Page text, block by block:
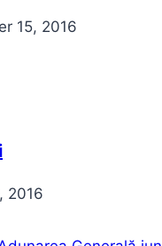
15, 2016
2016